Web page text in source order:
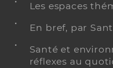
Les espaces
En bref, par
Santé et
réflexes au